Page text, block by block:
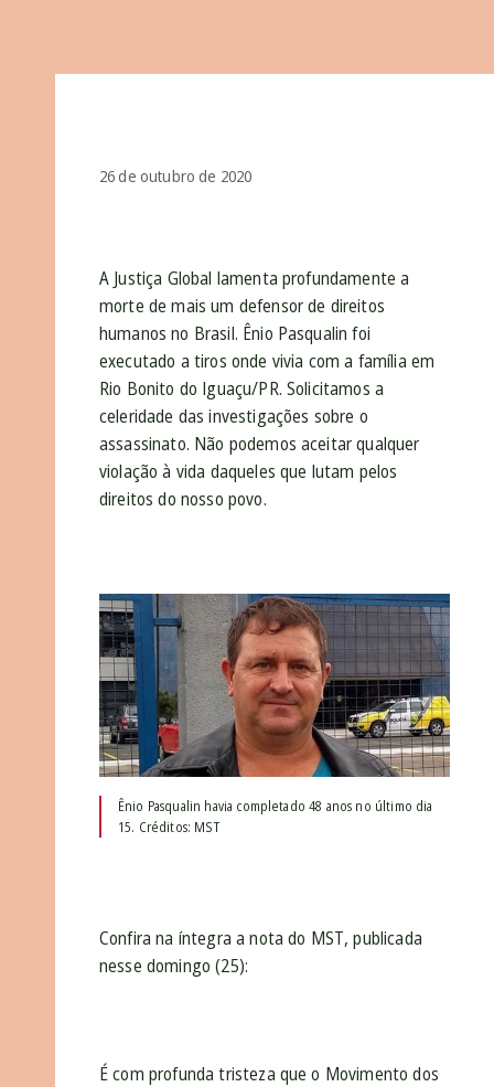
26 de outubro de 2020
A Justiça Global lamenta profundamente a
morte de mais um defensor de direitos
humanos no Brasil. Ênio Pasqualin foi
executado a tiros onde vivia com a família em
Rio Bonito do Iguaçu/PR. Solicitamos a
celeridade das investigações sobre o
assassinato. Não podemos aceitar qualquer
violação à vida daqueles que lutam pelos
direitos do nosso povo.
Ênio Pasqualin havia completado 48 anos no último dia
15. Créditos: MST
Confira na íntegra a nota do MST, publicada
nesse domingo (25):
É com profunda tristeza que o Movimento dos